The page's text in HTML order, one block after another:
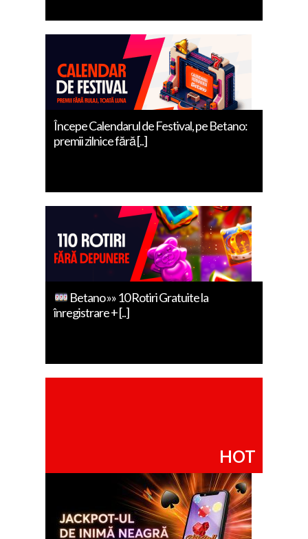
Începe Calendarul de Festival, pe Betano:
premii zilnice fără [..]
Betano »» 10 Rotiri Gratuite la
înregistrare + [..]
HOT